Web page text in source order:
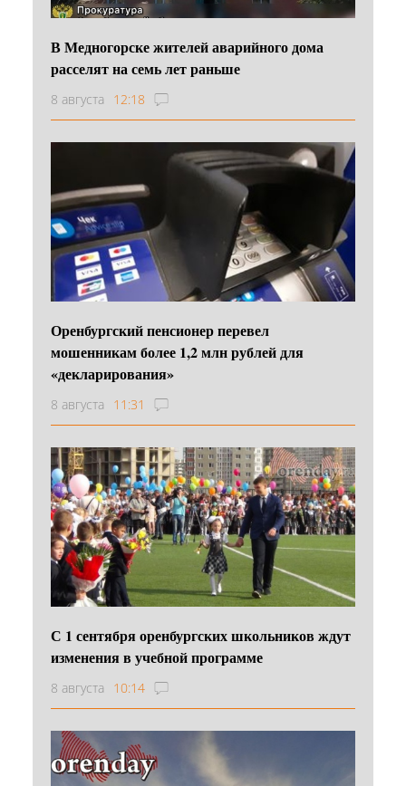
В Медногорске жителей аварийного дома
расселят на семь лет раньше
8 августа 12:18
Оренбургский пенсионер перевел
мошенникам более 1,2 млн рублей для
«декларирования»
8 августа 11:31
С 1 сентября оренбургских школьников ждут
изменения в учебной программе
8 августа 10:14